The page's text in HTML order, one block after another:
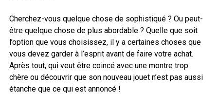
Cherchez-vous quelque chose de sophistiqué ? Ou peut-
être quelque chose de plus abordable ? Quelle que soit
l’option que vous choisissez, il y a certaines choses que
vous devez garder à l’esprit avant de faire votre achat.
Après tout, qui veut être coincé avec une montre trop
chère ou découvrir que son nouveau jouet n’est pas aussi
étanche que ce qui est annoncé !